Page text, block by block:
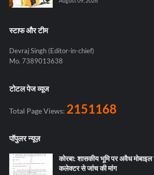
स्टाफ और टीम
Devraj Singh (Editor-in-chief)
Mo. 7389013638
टोटल पेज व्यूज
Total Page Views: 2151168
पॉपुलर न्यूज़
कोरबा: शासकीय भूमि पर अवैध
कलेक्टर से जांच की मांग